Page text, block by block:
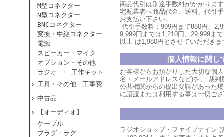
M型コネクター
N型コネクター
BNCコネクター
変換・中継コネクター
電源
スピーカー・マイク
オプション・その他
ラジオ ・ 工作キット
工具・その他 工事費
中古品
【オーディオ】
ケーブル
プラグ・ラグ
商品代引は別途手数料がかかりま
宅配業者へ商品代金、送料、代引
お支払い下さい。
代引手数料：999円まで880円、
9,999円までは1,210円、 29,999まで
以上 は1,980円とさせていただき
個人情報に関し
お客様からお預かりした大切な個
名・メールアドレスなど)を、 裁判
公共機関からの提出要請があった
に譲渡または利用する事は一切ご
ラジオショップ・ファイブナイン